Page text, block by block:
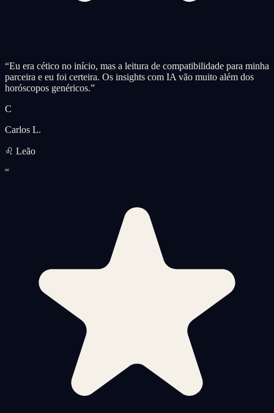
“Eu era cético no início, mas a leitura de compatibilidade para minha
parceira e eu foi certeira. Os insights com IA vão muito além dos
horóscopos genéricos.”
C
Carlos L.
♌ Leão
“